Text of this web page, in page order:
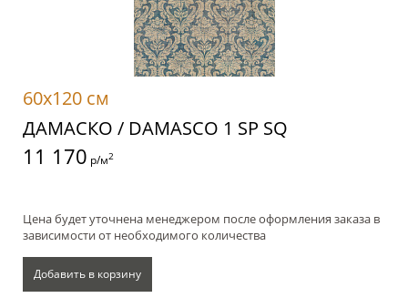
60x120 см
ДАМАСКО / DAMASCO 1 SP SQ
11 170 р/м2
Цена будет уточнена менеджером после оформления заказа в
зависимости от необходимого количества
Добавить в корзину